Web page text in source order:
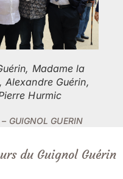
Madame la
Alexandre Guérin,
Hurmic
GUIGNOL GUERIN
du Guignol Guérin